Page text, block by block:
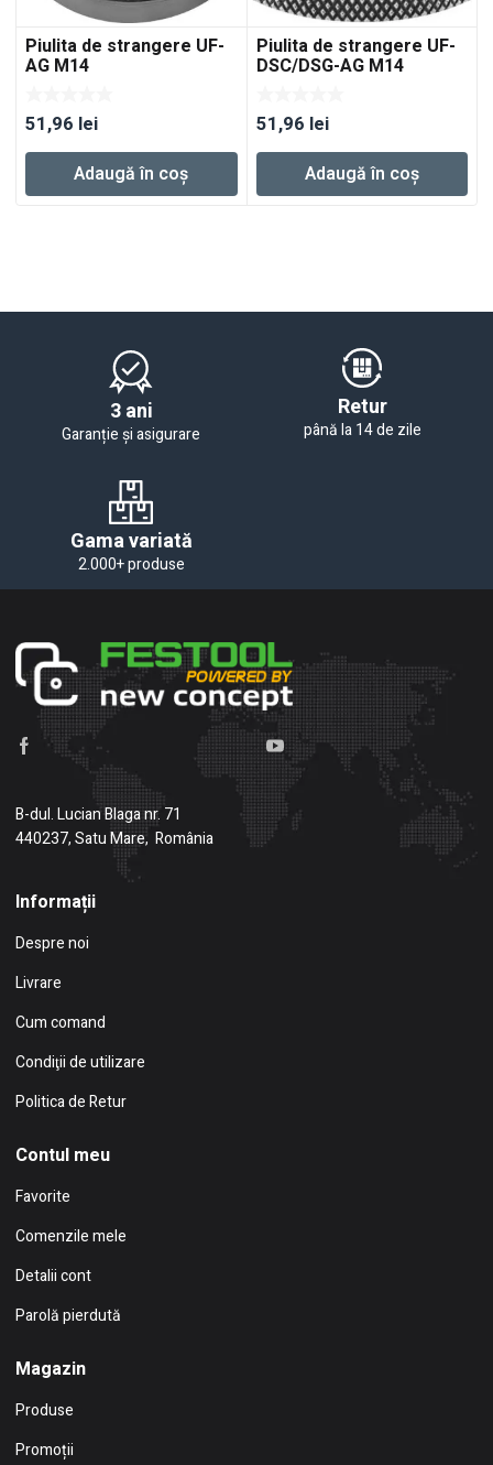
Piulita de strangere UF-
AG M14
51,96 lei
Adaugă în coș
Piulita de strangere UF-
DSC/DSG-AG M14
51,96 lei
Adaugă în coș
3 ani
Garanție și asigurare
Retur
până la 14 de zile
Gama variată
2.000+ produse
B-dul. Lucian Blaga nr. 71
440237, Satu Mare, România
Informații
Despre noi
Livrare
Cum comand
Condiţii de utilizare
Politica de Retur
Contul meu
Favorite
Comenzile mele
Detalii cont
Parolă pierdută
Magazin
Produse
Promoții